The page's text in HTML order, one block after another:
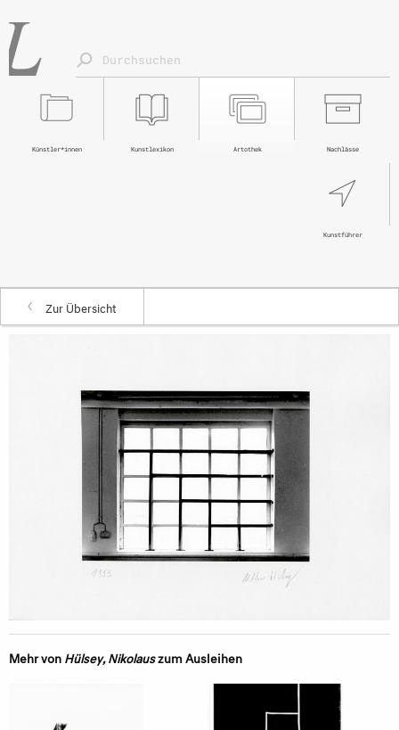
Nachlässe
Artothek
Kunstlexikon
Künstler*innen
Kunstführer
Zur Übersicht
Mehr vonHülsey, Nikolauszum Ausleihen